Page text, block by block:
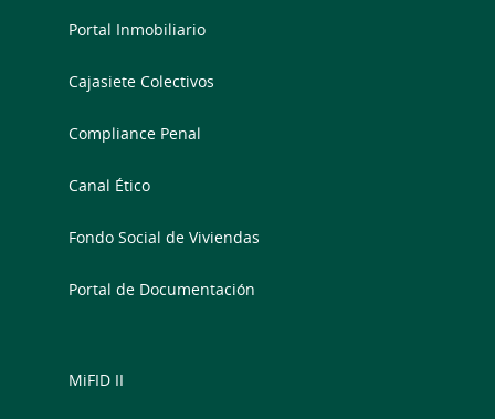
Portal Inmobiliario
Cajasiete Colectivos
Compliance Penal
Canal Ético
Fondo Social de Viviendas
Portal de Documentación
MiFID II